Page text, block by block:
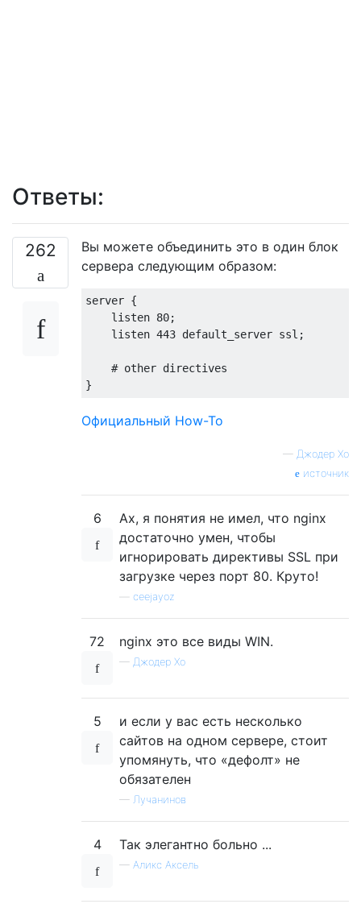
Ответы:
262
Вы можете объединить это в один блок
сервера следующим образом:
server {
    listen 80;
    listen 443 default_server ssl;
    # other directives
Официальный How-To
— Джодер Хо
источник
6
Ах, я понятия не имел, что nginx
достаточно умен, чтобы
игнорировать директивы SSL при
загрузке через порт 80. Круто!
ceejayoz
72 nginx это все виды WIN.
— Джодер Хо
5
и если у вас есть несколько
сайтов на одном сервере, стоит
упомянуть, что «дефолт» не
обязателен
— Лучанинов
4 Так элегантно больно ...
— Аликс Аксель